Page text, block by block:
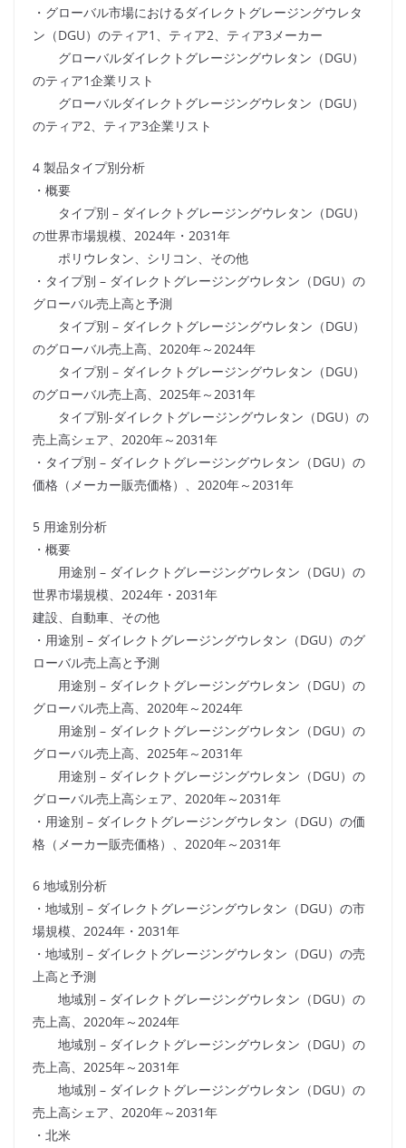
・グローバル市場におけるダイレクトグレージングウレタ
ン（DGU）のティア1、ティア2、ティア3メーカー
グローバルダイレクトグレージングウレタン（DGU）
のティア1企業リスト
グローバルダイレクトグレージングウレタン（DGU）
のティア2、ティア3企業リスト
4 製品タイプ別分析
・概要
タイプ別 – ダイレクトグレージングウレタン（DGU）
の世界市場規模、2024年・2031年
ポリウレタン、シリコン、その他
・タイプ別 – ダイレクトグレージングウレタン（DGU）の
グローバル売上高と予測
タイプ別 – ダイレクトグレージングウレタン（DGU）
のグローバル売上高、2020年～2024年
タイプ別 – ダイレクトグレージングウレタン（DGU）
のグローバル売上高、2025年～2031年
タイプ別-ダイレクトグレージングウレタン（DGU）の
売上高シェア、2020年～2031年
・タイプ別 – ダイレクトグレージングウレタン（DGU）の
価格（メーカー販売価格）、2020年～2031年
5 用途別分析
・概要
用途別 – ダイレクトグレージングウレタン（DGU）の
世界市場規模、2024年・2031年
建設、自動車、その他
・用途別 – ダイレクトグレージングウレタン（DGU）のグ
ローバル売上高と予測
用途別 – ダイレクトグレージングウレタン（DGU）の
グローバル売上高、2020年～2024年
用途別 – ダイレクトグレージングウレタン（DGU）の
グローバル売上高、2025年～2031年
用途別 – ダイレクトグレージングウレタン（DGU）の
グローバル売上高シェア、2020年～2031年
・用途別 – ダイレクトグレージングウレタン（DGU）の価
格（メーカー販売価格）、2020年～2031年
6 地域別分析
・地域別 – ダイレクトグレージングウレタン（DGU）の市
場規模、2024年・2031年
・地域別 – ダイレクトグレージングウレタン（DGU）の売
上高と予測
地域別 – ダイレクトグレージングウレタン（DGU）の
売上高、2020年～2024年
地域別 – ダイレクトグレージングウレタン（DGU）の
売上高、2025年～2031年
地域別 – ダイレクトグレージングウレタン（DGU）の
売上高シェア、2020年～2031年
・北米